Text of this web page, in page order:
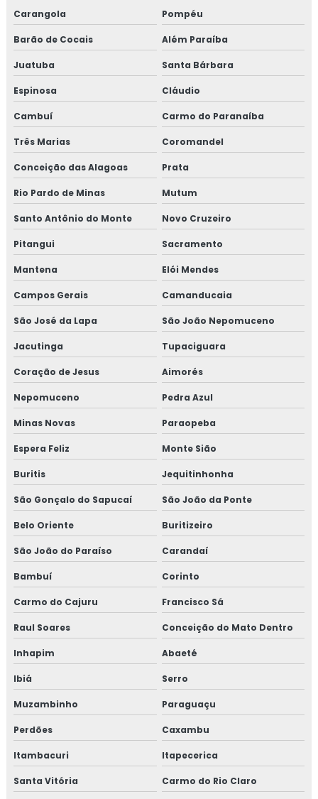
Empresa especializada em análise de opacidade
Empresa especializada em ensaios ambientais
Empresa de medição de pressão sonora
Empresa de monitoramento ambiental
Empresa de monitoramento de ar climatizado
Empresa de monitoramento de ar indoor
Empresa de monitoramento de opacidade
Empresa de monitoramento de vibração ambiental
Empresa que faz amostragem isocinética
Empresa que faz análise de água
Empresa que faz análise hídrica
Empresa que faz análise de solo
Empresa que faz análise de vibração ambiental
Empresa que faz empresa de ensaios ambientais
Empresa que faz medição de pressão sonora
Empresa que faz monitoramento de opacidade
Empresa que faz monitoramento de vibração ambiental
Empresa de soluções ambientais
Empresas que fazem análise de água
Ensaio de ruído
Ensaio de vibração
Laboratório de análise de água
Laboratório de análise de água minas gerais
Laboratório para análise de água de poço
Laboratório de análise de efluentes líquidos
Carangola Pompéu
Barão de Cocais Além Paraíba
Juatuba Santa Bárbara
Espinosa Cláudio
Cambuí Carmo do Paranaíba
Três Marias Coromandel
Conceição das Alagoas Prata
Rio Pardo de Minas Mutum
Santo Antônio do Monte Novo Cruzeiro
Pitangui Sacramento
Mantena Elói Mendes
Campos Gerais Camanducaia
São José da Lapa São João Nepomuceno
Jacutinga Tupaciguara
Coração de Jesus Aimorés
Nepomuceno Pedra Azul
Minas Novas Paraopeba
Espera Feliz Monte Sião
Buritis Jequitinhonha
São Gonçalo do Sapucaí São João da Ponte
Belo Oriente Buritizeiro
São João do Paraíso Carandaí
Bambuí Corinto
Carmo do Cajuru Francisco Sá
Raul Soares Conceição do Mato Dentro
Inhapim Abaeté
Ibiá Serro
Muzambinho Paraguaçu
Perdões Caxambu
Itambacuri Itapecerica
Santa Vitória Carmo do Rio Claro